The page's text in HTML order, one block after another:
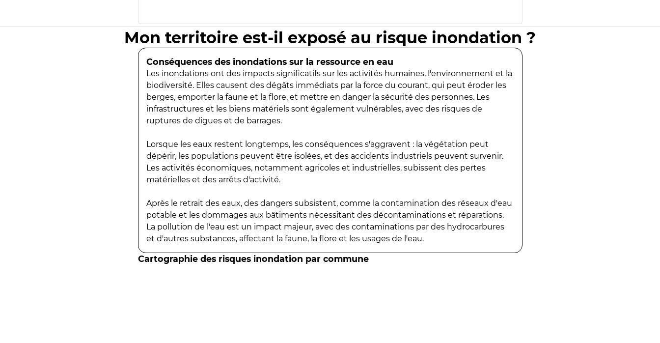
Mon territoire est-il exposé au risque inondation ?
Conséquences des inondations sur la ressource en eau
Les inondations ont des impacts significatifs sur les activités humaines, l'environnement et la
biodiversité. Elles causent des dégâts immédiats par la force du courant, qui peut éroder les
berges, emporter la faune et la flore, et mettre en danger la sécurité des personnes. Les
infrastructures et les biens matériels sont également vulnérables, avec des risques de
ruptures de digues et de barrages.
Lorsque les eaux restent longtemps, les conséquences s'aggravent : la végétation peut
dépérir, les populations peuvent être isolées, et des accidents industriels peuvent survenir.
Les activités économiques, notamment agricoles et industrielles, subissent des pertes
matérielles et des arrêts d'activité.
Après le retrait des eaux, des dangers subsistent, comme la contamination des réseaux d'eau
potable et les dommages aux bâtiments nécessitant des décontaminations et réparations.
La pollution de l'eau est un impact majeur, avec des contaminations par des hydrocarbures
et d'autres substances, affectant la faune, la flore et les usages de l'eau.
Cartographie des risques inondation par commune